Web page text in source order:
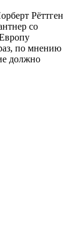
Рёттген
со
по мнению
должно